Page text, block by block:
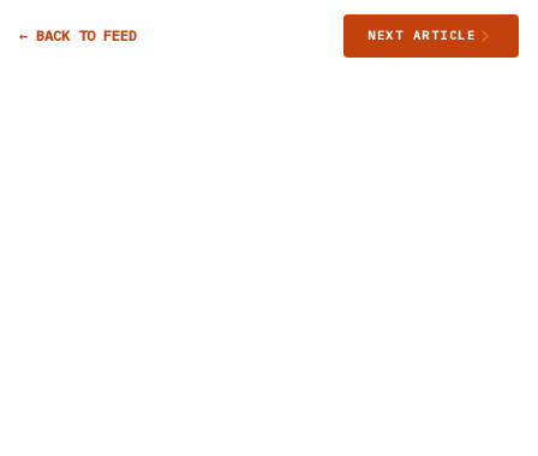
← BACK TO FEED NEXT ARTICLE